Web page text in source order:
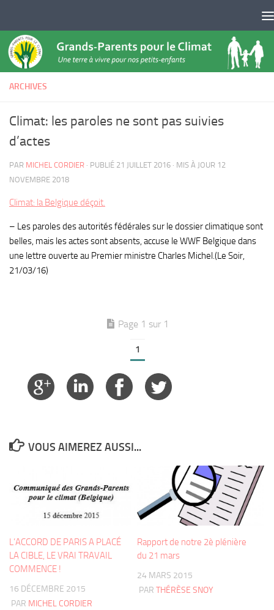
ARCHIVES
Climat: les paroles ne sont pas suivies
d’actes
PAR MICHEL CORDIER · PUBLIÉ 21 JUILLET 2016 · MIS À JOUR 12
NOVEMBRE 2018
Climat: la Belgique déçoit.
– Les paroles des autorités fédérales sur le dossier climatique sont
belles, mais les actes sont absents, accuse le WWF Belgique dans
une lettre ouverte au Premier ministre Charles Michel.(Le Soir,
21/03/16)
Page 1 sur 1
1
VOUS AIMEREZ AUSSI...
L’ACCORD DE PARIS A PLACÉ
LA CIBLE, LE VRAI TRAVAIL
COMMENCE !
16 DÉCEMBRE 2015
PAR MICHEL CORDIER
Rapport de notre 2è plénière
du 21 mars
24 MARS 2015
PAR THÉRÈSE SNOY